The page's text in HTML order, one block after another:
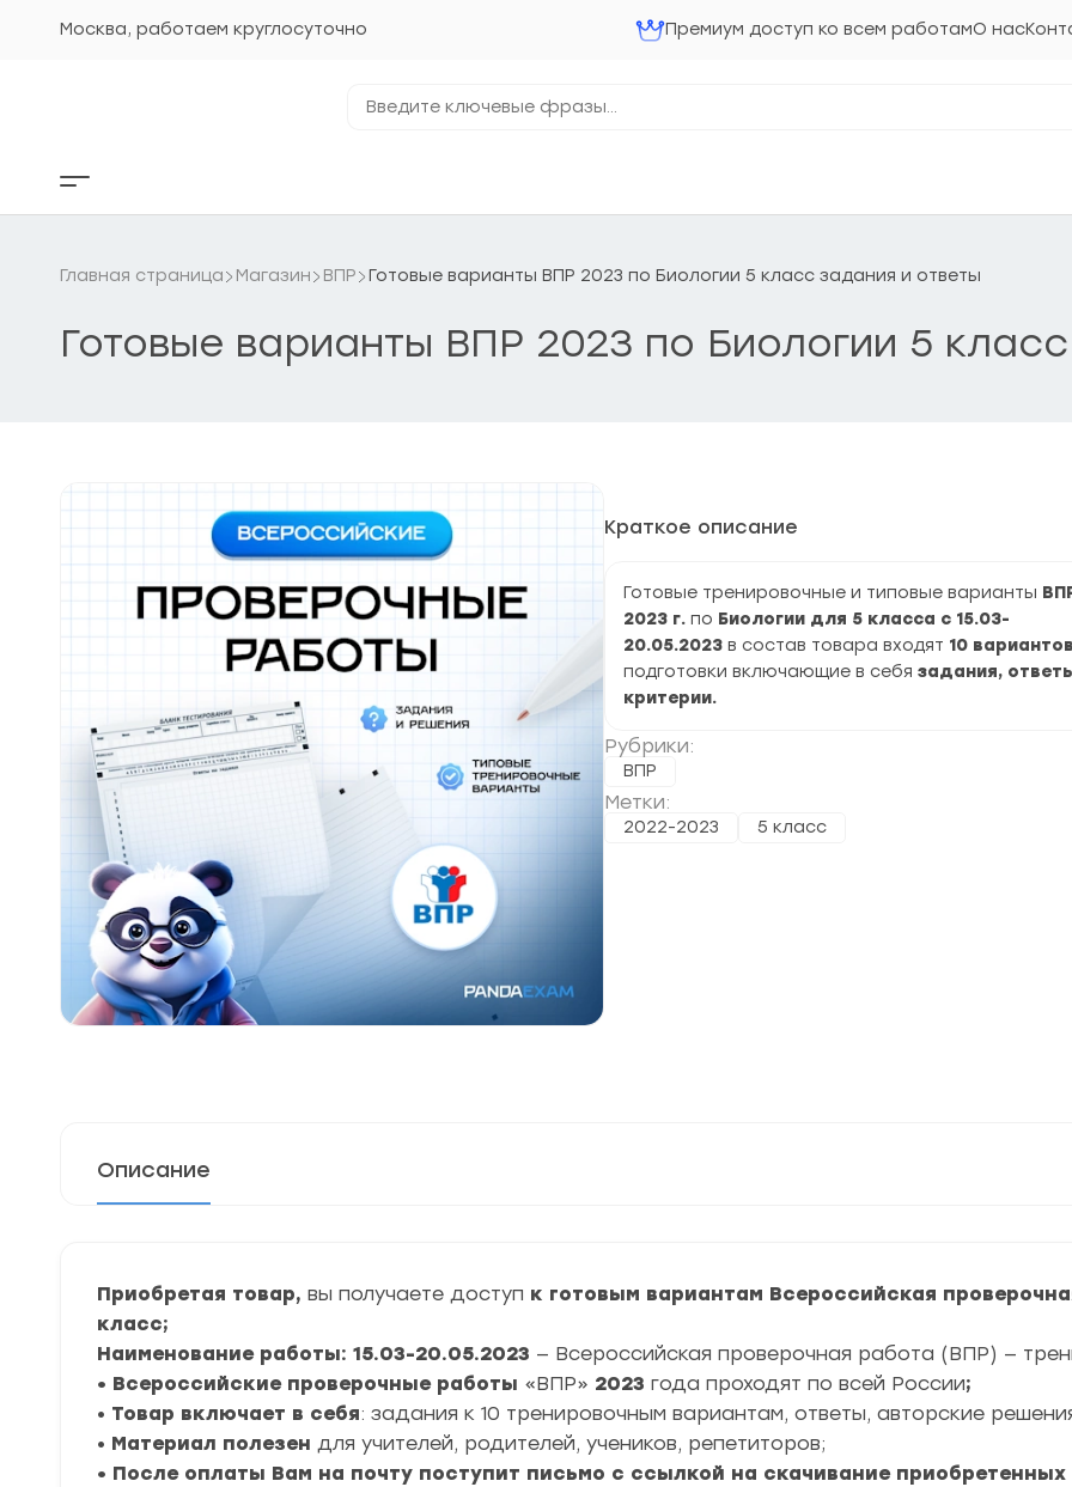
Москва, работаем круглосуточно Премиум доступ ко всем работамО нас
ключевые
Кнопка
бокового
Главная страница Магазин ВПР Готовые варианты ВПР 2023 по Биологии 5 класс задания и ответы
Готовые варианты ВПР 2023 по Биологии 5
Краткое описание
Готовые тренировочные и типовые варианты
2023 г. по Биологии для 5 класса с 15.03-
20.05.2023 в состав товара входят 10 вариантов
подготовки включающие в себя задания,
критерии.
Рубрики:
ВПР
Метки:
2022-2023 5 класс
Описание
Приобретая товар, вы получаете доступ к готовым вариантам Всероссийская
класс;
Наименование работы: 15.03-20.05.2023 — Всероссийская проверочная работа (ВПР) —
• Всероссийские проверочные работы «ВПР» 2023 года проходят по всей России;
• Товар включает в себя: задания к 10 тренировочным вариантам, ответы, авторские
• Материал полезен для учителей, родителей, учеников, репетиторов;
• После оплаты Вам на почту поступит письмо с ссылкой на скачивание приобретенных